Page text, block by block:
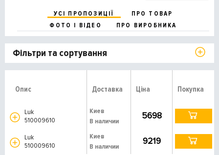
УСІ ПРОПОЗИЦІЇ
ПРО ТОВАР
ФОТО І ВІДЕО
ПРО ВИРОБНИКА
Фільтри та сортування
Опис Доставка Ціна Покупка
Luk
510009610
Киев
В наличии
5698
Luk
510009610
Киев
В наличии
9219